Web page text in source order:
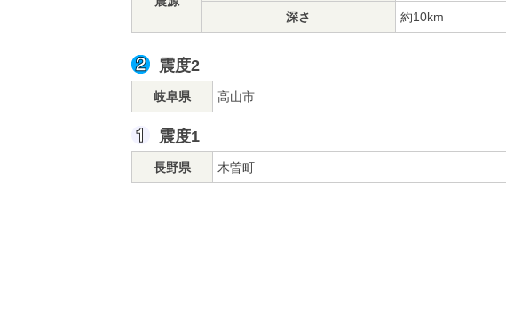
深さ
約10km
震度2
岐阜県 高山市
震度1
長野県 木曽町